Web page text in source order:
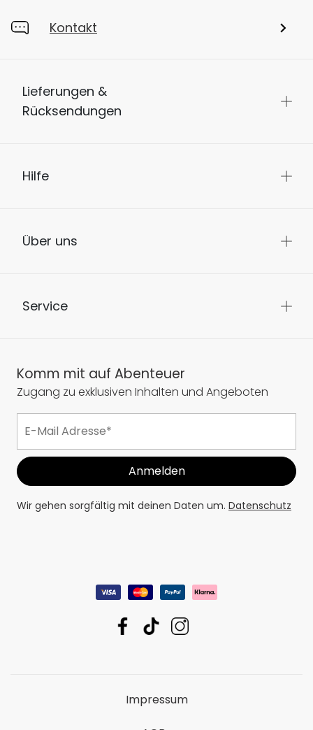
Kontakt
Lieferungen &
Rücksendungen
Hilfe
Über uns
Service
Komm mit auf Abenteuer
Zugang zu exklusiven Inhalten und Angeboten
Wir gehen sorgfältig mit deinen Daten um. Datenschutz
Impressum